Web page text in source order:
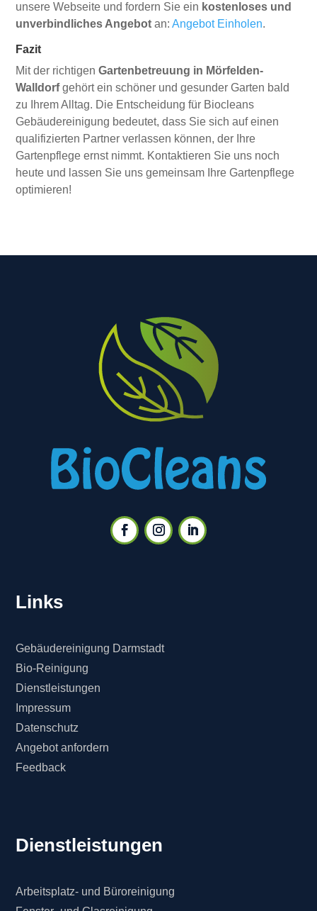
unsere Webseite und fordern Sie ein kostenloses und
unverbindliches Angebot an:Angebot Einholen.
Fazit
Mit der richtigenGartenbetreuung in Mörfelden-
Walldorfgehört ein schöner und gesunder Garten bald
zu Ihrem Alltag. Die Entscheidung für Biocleans
Gebäudereinigung bedeutet, dass Sie sich auf einen
qualifizierten Partner verlassen können, der Ihre
Gartenpflege ernst nimmt. Kontaktieren Sie uns noch
heute und lassen Sie uns gemeinsam Ihre Gartenpflege
optimieren!
Links
Gebäudereinigung Darmstadt
Bio-Reinigung
Dienstleistungen
Impressum
Datenschutz
Angebot anfordern
Feedback
Dienstleistungen
Arbeitsplatz- und Büroreinigung